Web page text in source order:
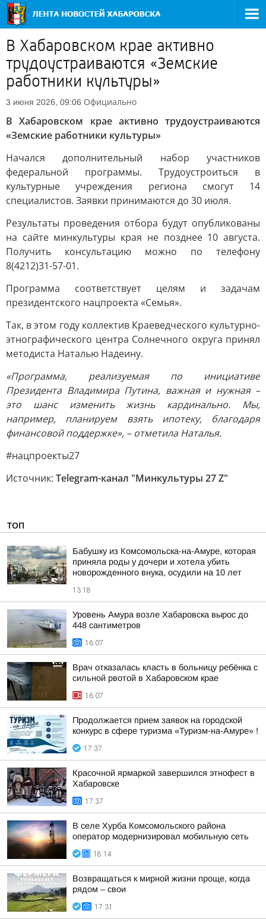
В Хабаровском крае активно
трудоустраиваются «Земские
работники культуры»
3 июня 2026, 09:06 Официально
В Хабаровском крае активно трудоустраиваются
«Земские работники культуры»
Начался дополнительный набор участников
федеральной программы. Трудоустроиться в
культурные учреждения региона смогут 14
специалистов. Заявки принимаются до 30 июля.
Результаты проведения отбора будут опубликованы
на сайте минкультуры края не позднее 10 августа.
Получить консультацию можно по телефону
8(4212)31-57-01.
Программа соответствует целям и задачам
президентского нацпроекта «Семья».
Так, в этом году коллектив Краеведческого культурно-
этнографического центра Солнечного округа принял
методиста Наталью Надеину.
«Программа, реализуемая по инициативе
Президента Владимира Путина, важная и нужная –
это шанс изменить жизнь кардинально. Мы,
например, планируем взять ипотеку, благодаря
финансовой поддержке», – отметила Наталья.
#нацпроекты27
Источник: Telegram-канал "Минкультуры 27 Z"
ТОП
Бабушку из Комсомольска-на-Амуре, которая
приняла роды у дочери и хотела убить
новорожденного внука, осудили на 10 лет
13:18
Уровень Амура возле Хабаровска вырос до
448 сантиметров
16:07
Врач отказалась класть в больницу ребёнка с
сильной рвотой в Хабаровском крае
16:07
Продолжается прием заявок на городской
конкурс в сфере туризма «Туризм-на-Амуре» !
17:37
Красочной ярмаркой завершился этнофест в
Хабаровске
17:37
В селе Хурба Комсомольского района
оператор модернизировал мобильную сеть
18:14
Возвращаться к мирной жизни проще, когда
рядом – свои
17:31